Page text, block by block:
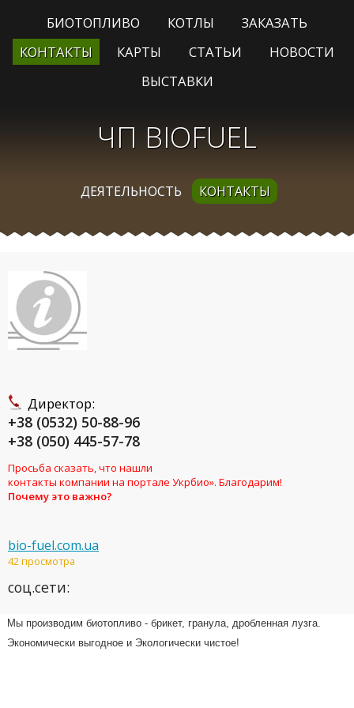
БИОТОПЛИВО КОТЛЫ
ЗАКАЗАТЬ
КОНТАКТЫ
КАРТЫ СТАТЬИ
НОВОСТИ
ВЫСТАВКИ
ЧП BIOFUEL
ДЕЯТЕЛЬНОСТЬ КОНТАКТЫ
Директор:
+38 (0532) 50-88-96
+38 (050) 445-57-78
Просьба сказать, что нашли
контакты компании на портале Укрбио». Благодарим!
Почему это важно?
bio-fuel.com.ua
42 просмотра
соц.сети:
Мы производим биотопливо - брикет, гранула, дробленная лузга.
Экономически выгодное и Экологически чистое!